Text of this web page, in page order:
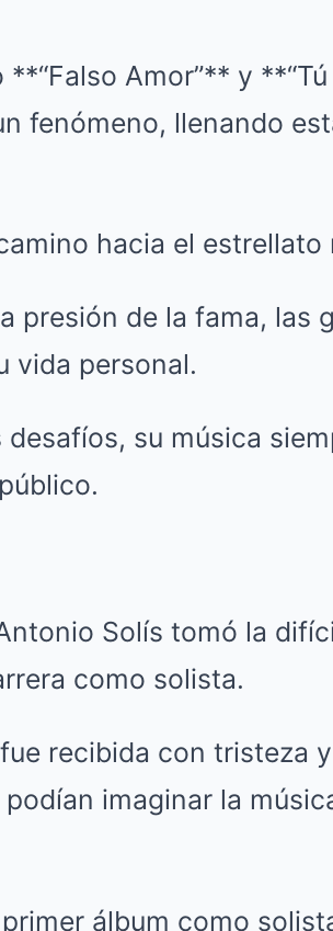
Amor”** y
fenómeno, llenando
hacia el estrellato
presión de la fama, las
vida personal.
desafíos, su música
Solís tomó la
como solista.
recibida con tristeza
imaginar la
álbum como